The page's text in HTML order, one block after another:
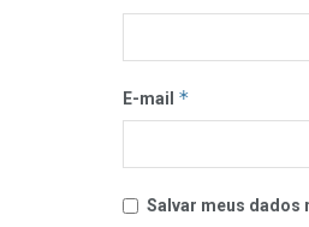
E-mail *
Salvar meus dados